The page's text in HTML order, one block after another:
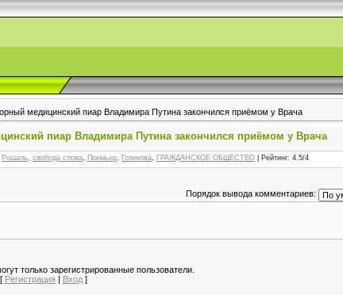
медицинский пиар Владимира Путина закончился приёмом у Врача
пиар Владимира Путина закончился приёмом у Врача
Рошаль свобода слова Премьер Голикова ГРАЖДАНСКОЕ ОБЩЕСТВО Рейтинг: 4.5/4
Порядок вывода комментариев:
только зарегистрированные пользователи.
[ Регистрация | Вход ]